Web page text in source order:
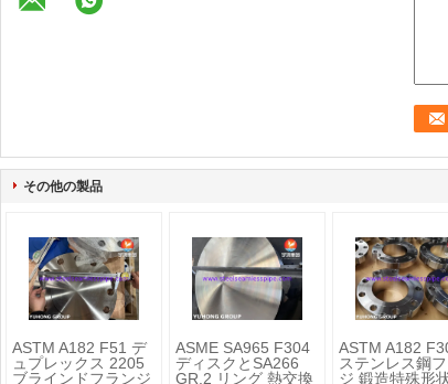
その他の製品
ASTM A182 F51 デ
ュプレックス 2205
ブラインドフランジ
ASME SA965 F304
ディスクとSA266
GR.2 リング 熱交換
ASTM A182
ステンレス鋼
ジ 鍛造特殊形